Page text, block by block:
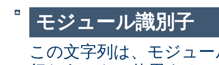
モジュール識別子
この文字列は、モジュ